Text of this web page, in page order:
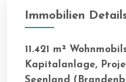
Immobilien
11.421 m²
Kapitalanlage,